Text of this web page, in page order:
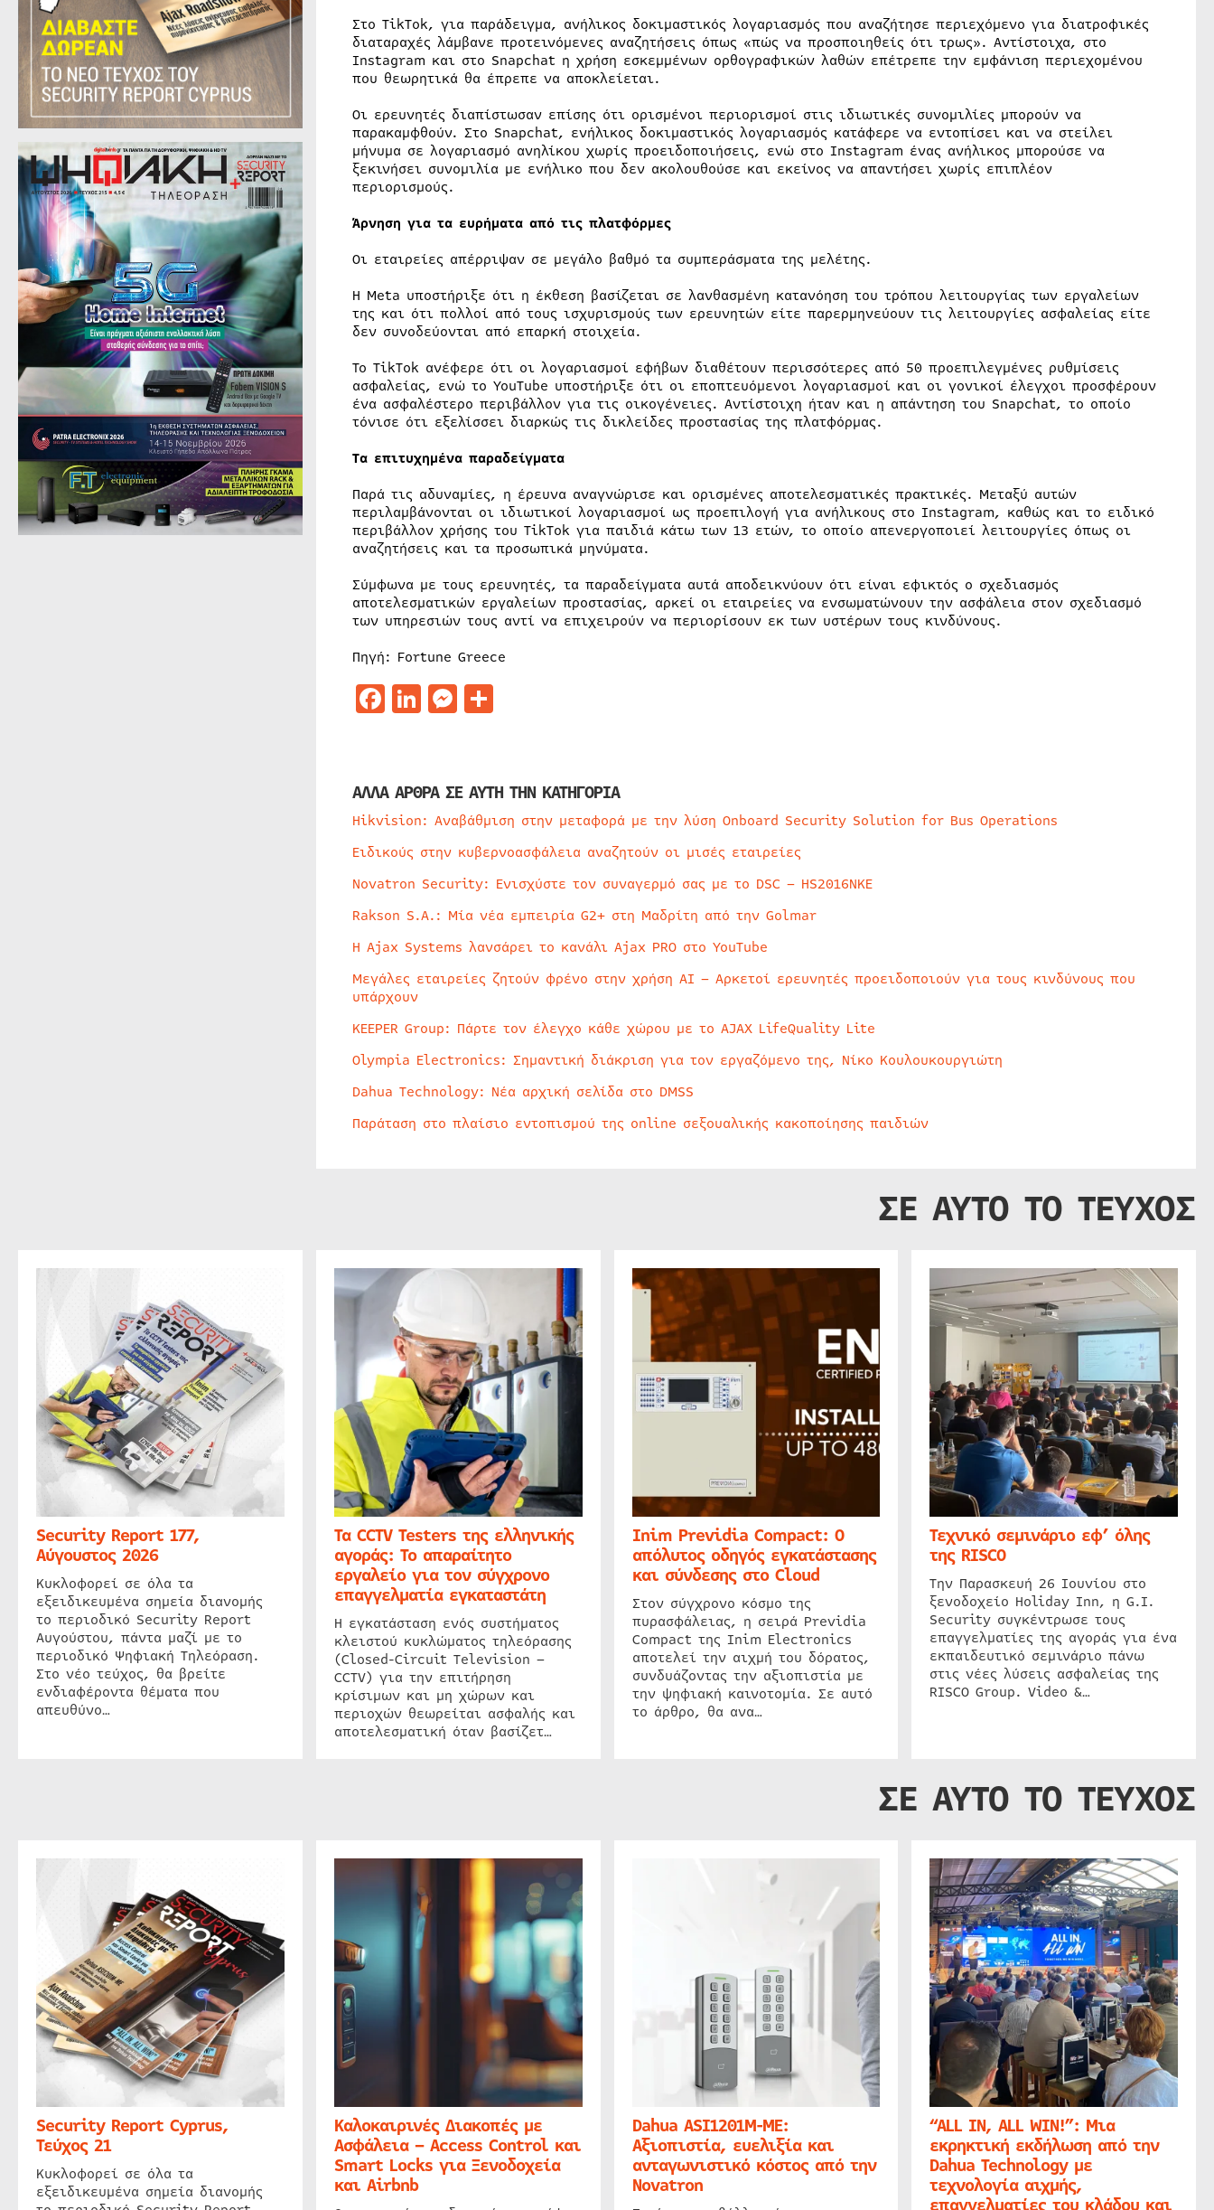
Στο TikTok, για παράδειγμα, ανήλικος δοκιμαστικός λογαριασμός που αναζήτησε περιεχόμενο για διατροφικές
διαταραχές λάμβανε προτεινόμενες αναζητήσεις όπως «πώς να προσποιηθείς ότι τρως». Αντίστοιχα, στο
Instagram και στο Snapchat η χρήση εσκεμμένων ορθογραφικών λαθών επέτρεπε την εμφάνιση περιεχομένου
που θεωρητικά θα έπρεπε να αποκλείεται.
Οι ερευνητές διαπίστωσαν επίσης ότι ορισμένοι περιορισμοί στις ιδιωτικές συνομιλίες μπορούν να
παρακαμφθούν. Στο Snapchat, ενήλικος δοκιμαστικός λογαριασμός κατάφερε να εντοπίσει και να στείλει
μήνυμα σε λογαριασμό ανηλίκου χωρίς προειδοποιήσεις, ενώ στο Instagram ένας ανήλικος μπορούσε να
ξεκινήσει συνομιλία με ενήλικο που δεν ακολουθούσε και εκείνος να απαντήσει χωρίς επιπλέον
περιορισμούς.
Άρνηση για τα ευρήματα από τις πλατφόρμες
Οι εταιρείες απέρριψαν σε μεγάλο βαθμό τα συμπεράσματα της μελέτης.
Η Meta υποστήριξε ότι η έκθεση βασίζεται σε λανθασμένη κατανόηση του τρόπου λειτουργίας των εργαλείων
της και ότι πολλοί από τους ισχυρισμούς των ερευνητών είτε παρερμηνεύουν τις λειτουργίες ασφαλείας είτε
δεν συνοδεύονται από επαρκή στοιχεία.
Το TikTok ανέφερε ότι οι λογαριασμοί εφήβων διαθέτουν περισσότερες από 50 προεπιλεγμένες ρυθμίσεις
ασφαλείας, ενώ το YouTube υποστήριξε ότι οι εποπτευόμενοι λογαριασμοί και οι γονικοί έλεγχοι προσφέρουν
ένα ασφαλέστερο περιβάλλον για τις οικογένειες. Αντίστοιχη ήταν και η απάντηση του Snapchat, το οποίο
τόνισε ότι εξελίσσει διαρκώς τις δικλείδες προστασίας της πλατφόρμας.
Τα επιτυχημένα παραδείγματα
Παρά τις αδυναμίες, η έρευνα αναγνώρισε και ορισμένες αποτελεσματικές πρακτικές. Μεταξύ αυτών
περιλαμβάνονται οι ιδιωτικοί λογαριασμοί ως προεπιλογή για ανήλικους στο Instagram, καθώς και το ειδικό
περιβάλλον χρήσης του TikTok για παιδιά κάτω των 13 ετών, το οποίο απενεργοποιεί λειτουργίες όπως οι
αναζητήσεις και τα προσωπικά μηνύματα.
Σύμφωνα με τους ερευνητές, τα παραδείγματα αυτά αποδεικνύουν ότι είναι εφικτός ο σχεδιασμός
αποτελεσματικών εργαλείων προστασίας, αρκεί οι εταιρείες να ενσωματώνουν την ασφάλεια στον σχεδιασμό
των υπηρεσιών τους αντί να επιχειρούν να περιορίσουν εκ των υστέρων τους κινδύνους.
Πηγή: Fortune Greece
Facebook
LinkedIn
Messenger
Μοιραστείτε
ΑΛΛΑ ΑΡΘΡΑ ΣΕ ΑΥΤΗ ΤΗΝ ΚΑΤΗΓΟΡΙΑ
Hikvision: Αναβάθμιση στην μεταφορά με την λύση Onboard Security Solution for Bus Operations
Ειδικούς στην κυβερνοασφάλεια αναζητούν οι μισές εταιρείες
Novatron Security: Ενισχύστε τον συναγερμό σας με το DSC – HS2016NKE
Rakson S.A.: Μία νέα εμπειρία G2+ στη Μαδρίτη από την Golmar
Η Ajax Systems λανσάρει το κανάλι Ajax PRO στο YouTube
Μεγάλες εταιρείες ζητούν φρένο στην χρήση AI – Αρκετοί ερευνητές προειδοποιούν για τους κινδύνους που
υπάρχουν
KEEPER Group: Πάρτε τον έλεγχο κάθε χώρου με το AJAX LifeQuality Lite
Olympia Electronics: Σημαντική διάκριση για τον εργαζόμενο της, Νίκο Κουλουκουργιώτη
Dahua Technology: Νέα αρχική σελίδα στο DMSS
Παράταση στο πλαίσιο εντοπισμού της online σεξουαλικής κακοποίησης παιδιών
ΣΕ ΑΥΤΟ ΤΟ ΤΕΥΧΟΣ
Security Report 177,
Αύγουστος 2026
Κυκλοφορεί σε όλα τα
εξειδικευμένα σημεία διανομής
το περιοδικό Security Report
Αυγούστου, πάντα μαζί με το
περιοδικό Ψηφιακή Τηλεόραση.
Στο νέο τεύχος, θα βρείτε
ενδιαφέροντα θέματα που
απευθύνο…
Τα CCTV Testers της ελληνικής
αγοράς: Το απαραίτητο
εργαλείο για τον σύγχρονο
επαγγελματία εγκαταστάτη
Η εγκατάσταση ενός συστήματος
κλειστού κυκλώματος τηλεόρασης
(Closed-Circuit Television –
CCTV) για την επιτήρηση
κρίσιμων και μη χώρων και
περιοχών θεωρείται ασφαλής και
αποτελεσματική όταν βασίζετ…
Inim Previdia Compact: Ο
απόλυτος οδηγός εγκατάστασης
και σύνδεσης στο Cloud
Στον σύγχρονο κόσμο της
πυρασφάλειας, η σειρά Previdia
Compact της Inim Electronics
αποτελεί την αιχμή του δόρατος,
συνδυάζοντας την αξιοπιστία με
την ψηφιακή καινοτομία. Σε αυτό
το άρθρο, θα ανα…
Τεχνικό σεμινάριο εφ’ όλης
της RISCO
Την Παρασκευή 26 Ιουνίου στο
ξενοδοχείο Holiday Inn, η G.I.
Security συγκέντρωσε τους
επαγγελματίες της αγοράς για ένα
εκπαιδευτικό σεμινάριο πάνω
στις νέες λύσεις ασφαλείας της
RISCO Group. Video &…
ΣΕ ΑΥΤΟ ΤΟ ΤΕΥΧΟΣ
Security Report Cyprus,
Τεύχος 21
Κυκλοφορεί σε όλα τα
εξειδικευμένα σημεία διανομής
Καλοκαιρινές Διακοπές με
Ασφάλεια – Access Control και
Smart Locks για Ξενοδοχεία
και Airbnb
Dahua ASI1201M-ME:
Αξιοπιστία, ευελιξία και
ανταγωνιστικό κόστος από την
Novatron
“ALL IN, ALL WIN!”: Μια
εκρηκτική εκδήλωση από την
Dahua Technology με
τεχνολογία αιχμής,